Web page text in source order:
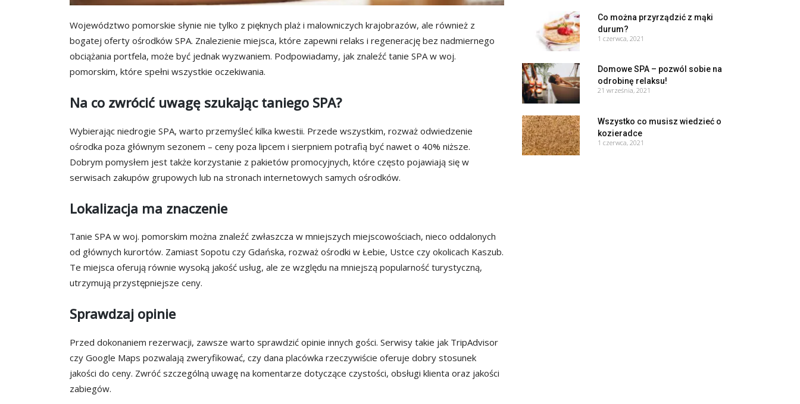
Województwo pomorskie słynie nie tylko z pięknych plaż i malowniczych krajobrazów, ale również z
bogatej oferty ośrodków SPA. Znalezienie miejsca, które zapewni relaks i regenerację bez nadmiernego
obciążania portfela, może być jednak wyzwaniem. Podpowiadamy, jak znaleźć tanie SPA w woj.
pomorskim, które spełni wszystkie oczekiwania.
Na co zwrócić uwagę szukając taniego SPA?
Wybierając niedrogie SPA, warto przemyśleć kilka kwestii. Przede wszystkim, rozważ odwiedzenie
ośrodka poza głównym sezonem – ceny poza lipcem i sierpniem potrafią być nawet o 40% niższe.
Dobrym pomysłem jest także korzystanie z pakietów promocyjnych, które często pojawiają się w
serwisach zakupów grupowych lub na stronach internetowych samych ośrodków.
Lokalizacja ma znaczenie
Tanie SPA w woj. pomorskim można znaleźć zwłaszcza w mniejszych miejscowościach, nieco oddalonych
od głównych kurortów. Zamiast Sopotu czy Gdańska, rozważ ośrodki w Łebie, Ustce czy okolicach Kaszub.
Te miejsca oferują równie wysoką jakość usług, ale ze względu na mniejszą popularność turystyczną,
utrzymują przystępniejsze ceny.
Sprawdzaj opinie
Przed dokonaniem rezerwacji, zawsze warto sprawdzić opinie innych gości. Serwisy takie jak TripAdvisor
czy Google Maps pozwalają zweryfikować, czy dana placówka rzeczywiście oferuje dobry stosunek
jakości do ceny. Zwróć szczególną uwagę na komentarze dotyczące czystości, obsługi klienta oraz jakości
zabiegów.
Co można przyrządzić z mąki
durum?
1 czerwca, 2021
Domowe SPA – pozwól sobie na
odrobinę relaksu!
21 września, 2021
Wszystko co musisz wiedzieć o
kozieradce
1 czerwca, 2021